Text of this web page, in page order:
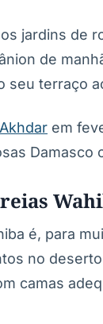
jardins de
de
seu terraço
em
Damasco
é, para
no
camas